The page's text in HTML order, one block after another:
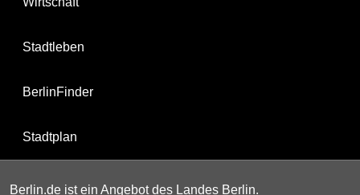
Stadtleben
BerlinFinder
Stadtplan
Berlin.de ist ein Angebot des Landes Berlin.